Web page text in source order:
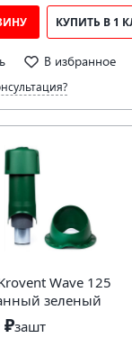
КУПИТЬ В 1
В избранное
Wave 125
зеленый
₽зашт